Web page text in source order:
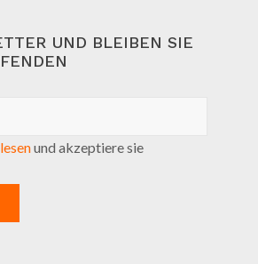
UND BLEIBEN SIE
und akzeptiere sie